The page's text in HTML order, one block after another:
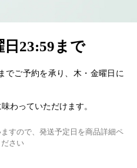
日23:59まで
でご予約を承り、木・金曜日に
わっていただけます。
すので、発送予定日を商品詳細ペ
さい